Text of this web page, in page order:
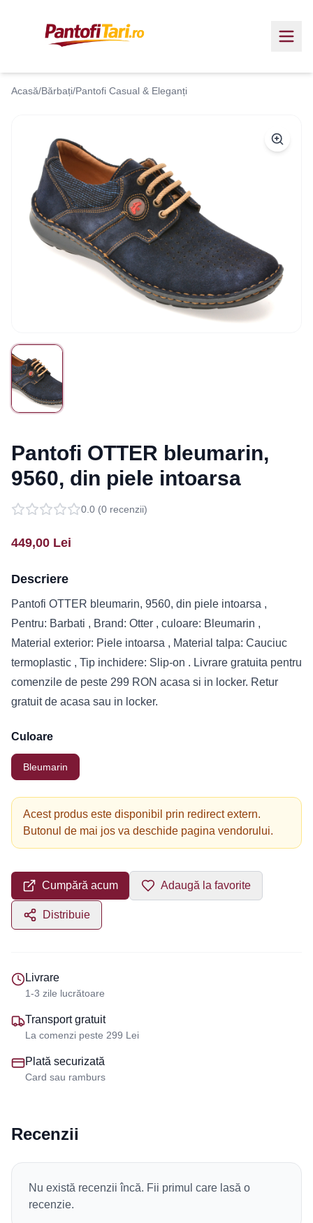
Acasă/Bărbați/Pantofi Casual & Eleganți
Pantofi OTTER bleumarin,
9560, din piele intoarsa
0.0 (0 recenzii)
449,00 Lei
Descriere
Pantofi OTTER bleumarin, 9560, din piele intoarsa ,
Pentru: Barbati , Brand: Otter , culoare: Bleumarin ,
Material exterior: Piele intoarsa , Material talpa: Cauciuc
termoplastic , Tip inchidere: Slip-on . Livrare gratuita pentru
comenzile de peste 299 RON acasa si in locker. Retur
gratuit de acasa sau in locker.
Culoare
Bleumarin
Acest produs este disponibil prin redirect extern.
Butonul de mai jos va deschide pagina vendorului.
Cumpără acum Adaugă la favorite
Distribuie
Livrare
1-3 zile lucrătoare
Transport gratuit
La comenzi peste 299 Lei
Plată securizată
Card sau ramburs
Recenzii
Nu există recenzii încă. Fii primul care lasă o
recenzie.